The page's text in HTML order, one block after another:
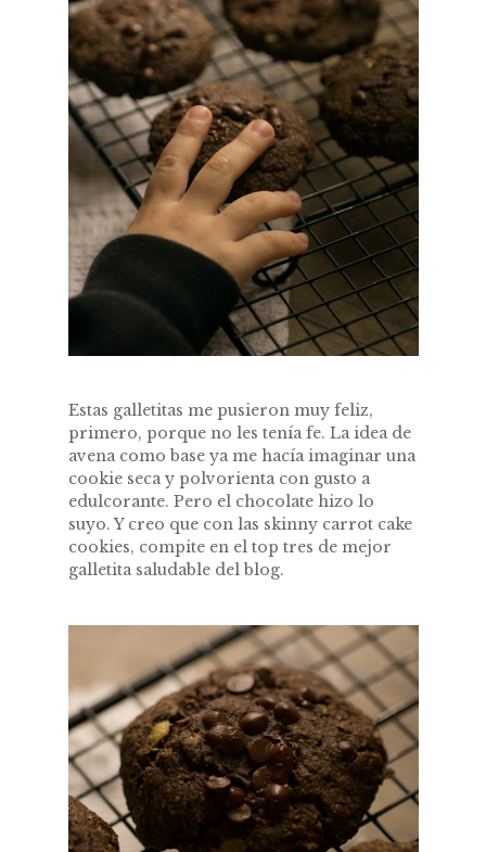
Estas galletitas me pusieron muy feliz,
primero, porque no les tenía fe. La idea de
avena como base ya me hacía imaginar una
cookie seca y polvorienta con gusto a
edulcorante. Pero el chocolate hizo lo
suyo. Y creo que con las skinny carrot cake
cookies, compite en el top tres de mejor
galletita saludable del blog.